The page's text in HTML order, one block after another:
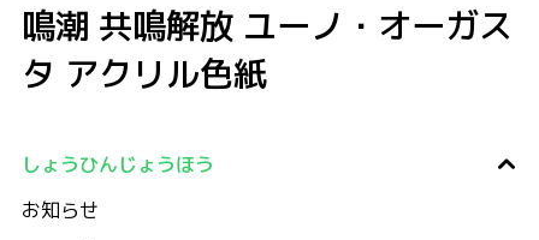
鳴潮 共鳴解放 ユーノ・オーガス
タ アクリル色紙
しょうひんじょうほう
お知らせ